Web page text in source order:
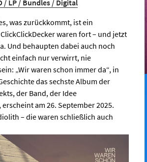
/ LP / Bundles / Digital
was zurückkommt, ist ein
waren fort – und jetzt
Und behaupten dabei auch noch
einfach nur verwirrt, nie
„Wir waren schon immer da“, in
das sechste Album der
der Band, der Idee
erscheint am 26. September 2025.
– die waren schließlich auch